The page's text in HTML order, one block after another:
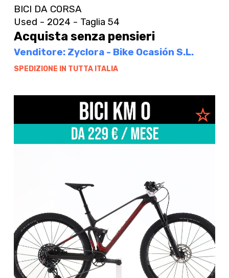
BICI DA CORSA
Used - 2024 - Taglia 54
Acquista senza pensieri
Venditore: Zyclora - Bike Ocasión S.L.
SPEDIZIONE IN TUTTA ITALIA